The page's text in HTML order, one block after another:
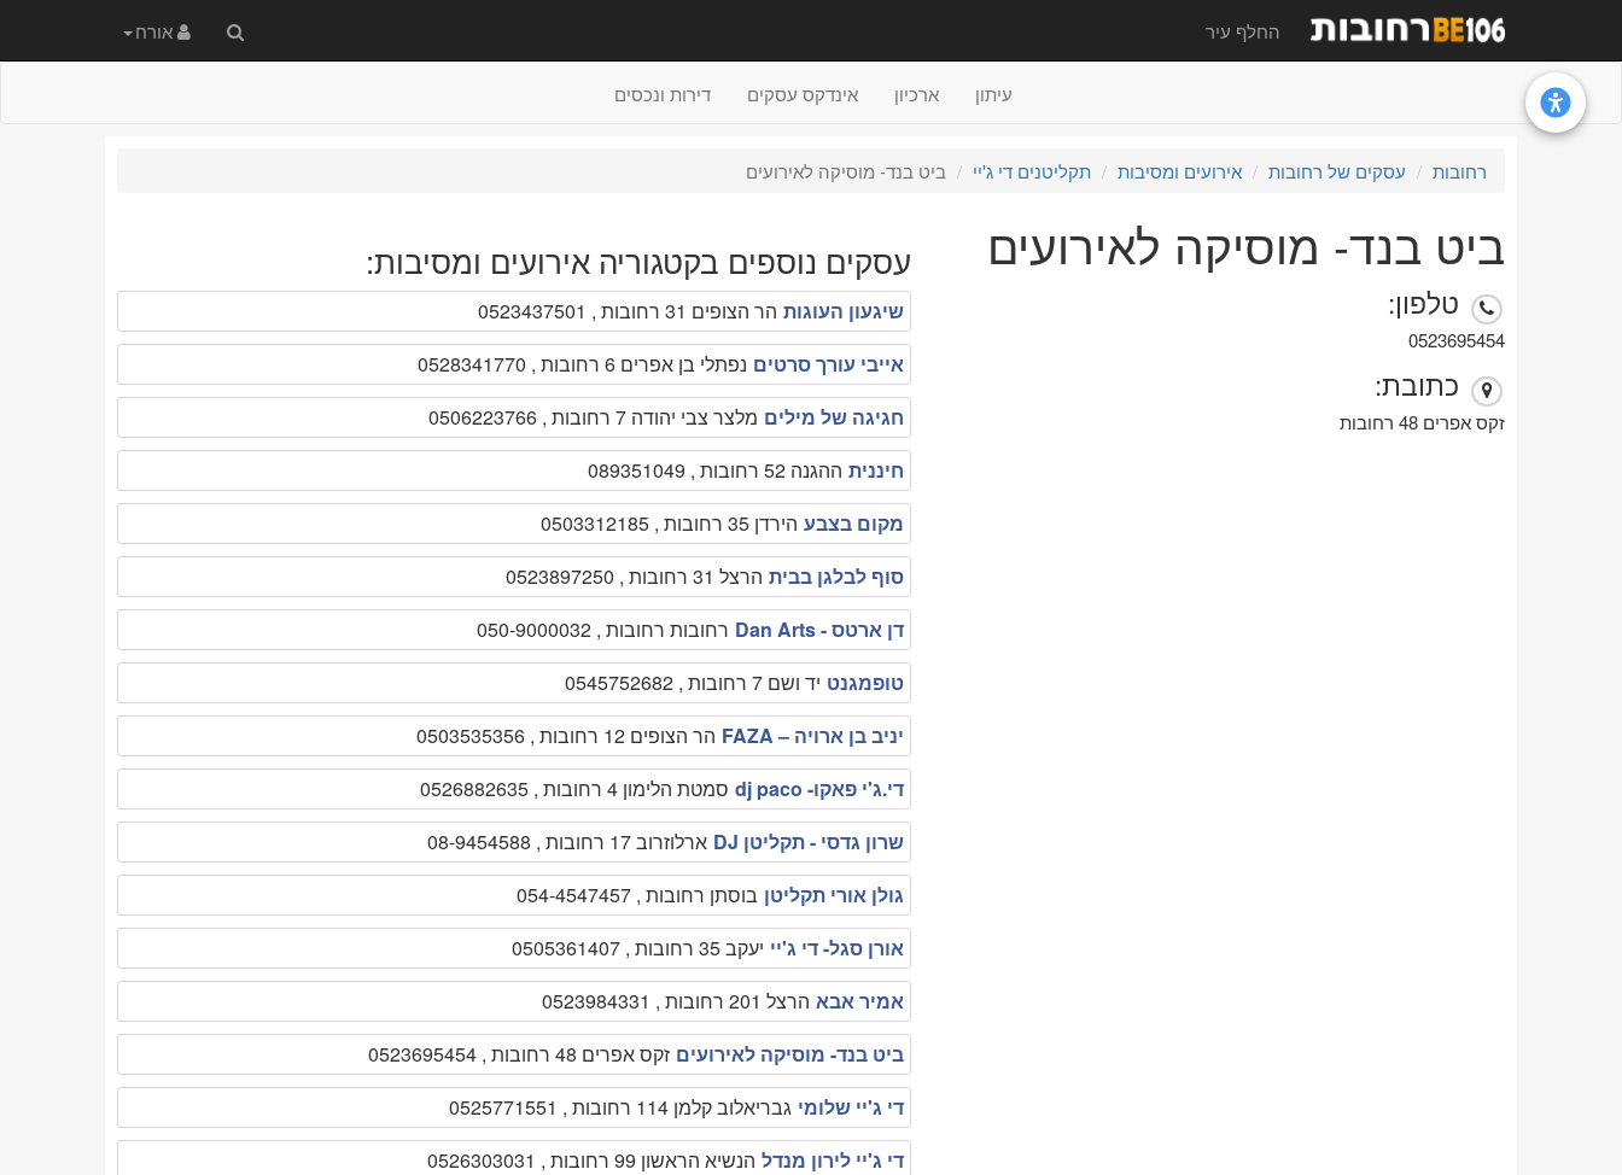
החלף עיר
חיפוש
באתר
אורח
עיתון ארכיון אינדקס עסקים דירות ונכסים
רחובות עסקים של רחובות אירועים ומסיבות תקליטנים די ג'יי ביט בנד- מוסיקה לאירועים
ביט בנד- מוסיקה לאירועים
טלפון:
0523695454
כתובת:
זקס אפרים 48 רחובות
עסקים נוספים בקטגוריה אירועים ומסיבות:
שיגעון העוגות הר הצופים 31 רחובות , 0523437501
אייבי עורך סרטים נפתלי בן אפרים 6 רחובות , 0528341770
חגיגה של מילים מלצר צבי יהודה 7 רחובות , 0506223766
חיננית ההגנה 52 רחובות , 089351049
מקום בצבע הירדן 35 רחובות , 0503312185
סוף לבלגן בבית הרצל 31 רחובות , 0523897250
דן ארטס - Dan Arts
רחובות רחובות , 050-9000032
טופמגנט יד ושם 7 רחובות , 0545752682
יניב בן ארויה – FAZA
הר הצופים 12 רחובות , 0503535356
די.ג'י פאקו- dj paco
סמטת הלימון 4 רחובות , 0526882635
שרון גדסי - תקליטן DJ
ארלוזרוב 17 רחובות , 08-9454588
גולן אורי תקליטן בוסתן רחובות , 054-4547457
אורן סגל- די ג'יי יעקב 35 רחובות , 0505361407
אמיר אבא הרצל 201 רחובות , 0523984331
ביט בנד- מוסיקה לאירועים זקס אפרים 48 רחובות , 0523695454
די ג'יי שלומי גבריאלוב קלמן 114 רחובות , 0525771551
די ג'יי לירון מנדל הנשיא הראשון 99 רחובות , 0526303031